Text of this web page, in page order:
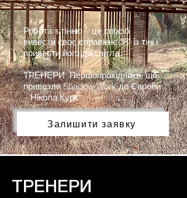
Робота з тінню – це спосіб
вивести своє справжнє "Я" із тіні і
привести його до світла.
ТРЕНЕРИ: Першопрохідники, що
привезли Shadow Work до Європи
– Нікола Курк
Залишити заявку
ТРЕНЕРИ